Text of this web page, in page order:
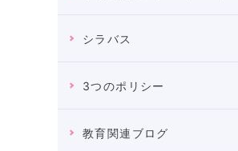
シラバス
3つのポリシー
教育関連ブログ